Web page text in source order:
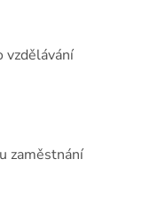
vzdělávání
zaměstnání